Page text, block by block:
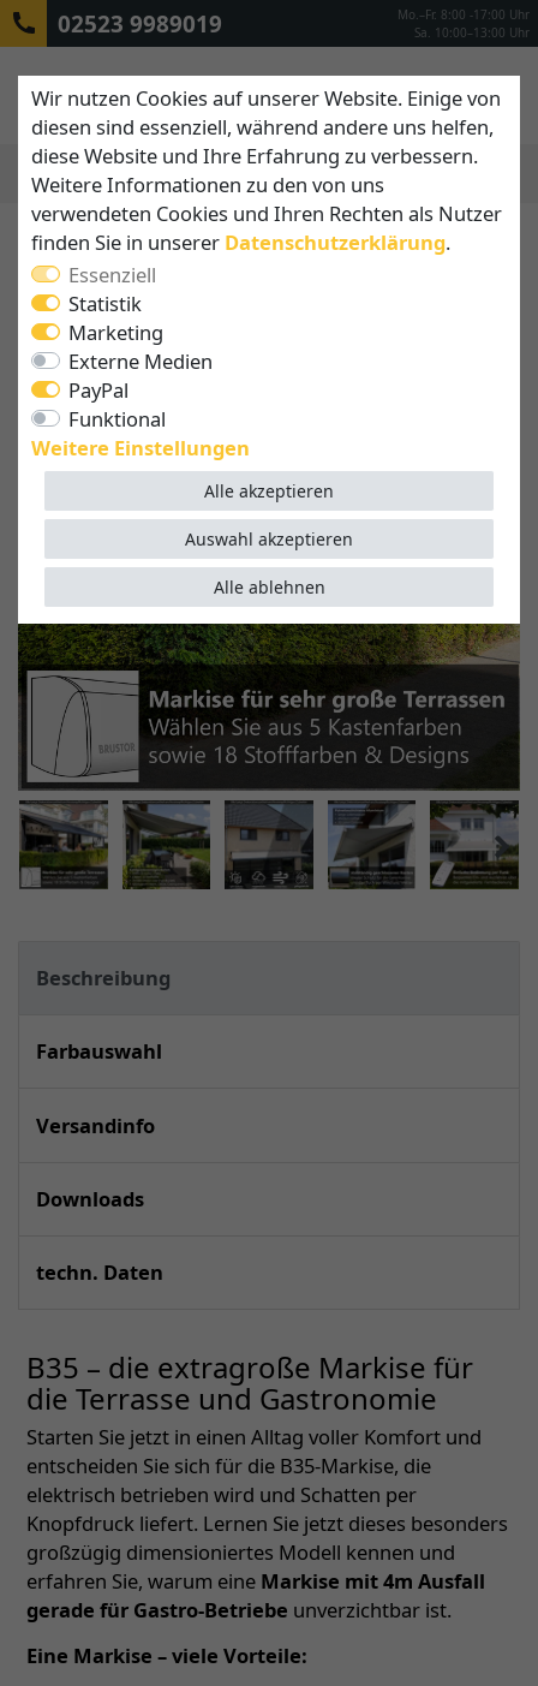
02523 9989019
Mo.–Fr. 8:00 -17:00 Uhr
Sa. 10:00–13:00 Uhr
Beschreibung
Farbauswahl
Versandinfo
Downloads
techn. Daten
B35 – die extragroße Markise für
die Terrasse und Gastronomie
Starten Sie jetzt in einen Alltag voller Komfort und
entscheiden Sie sich für die B35-Markise, die
elektrisch betrieben wird und Schatten per
Knopfdruck liefert. Lernen Sie jetzt dieses besonders
großzügig dimensioniertes Modell kennen und
erfahren Sie, warum eine Markise mit 4m Ausfall
gerade für Gastro-Betriebe unverzichtbar ist.
Eine Markise – viele Vorteile:
Wir nutzen Cookies auf unserer Website. Einige von
diesen sind essenziell, während andere uns helfen,
diese Website und Ihre Erfahrung zu verbessern.
Weitere Informationen zu den von uns
verwendeten Cookies und Ihren Rechten als Nutzer
finden Sie in unserer Daten­schutz­erklärung.
Essenziell
Statistik
Marketing
Externe Medien
PayPal
Funktional
Weitere Einstellungen
Alle akzeptieren
Alle ablehnen
Auswahl akzeptieren